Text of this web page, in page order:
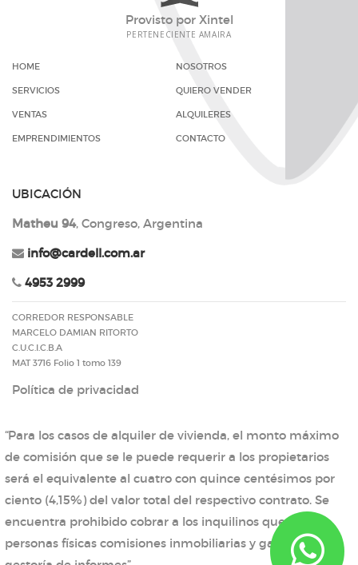
Provisto por Xintel
PERTENECIENTE AMAIRA
HOME NOSOTROS
SERVICIOS QUIERO VENDER
VENTAS ALQUILERES
EMPRENDIMIENTOS CONTACTO
UBICACIÓN
Matheu 94, Congreso, Argentina
info@cardell.com.ar
4953 2999
CORREDOR RESPONSABLE
MARCELO DAMIAN RITORTO
C.U.C.I.C.B.A
MAT 3716 Folio 1 tomo 139
Política de privacidad
“Para los casos de alquiler de vivienda, el monto máximo
de comisión que se le puede requerir a los propietarios
será el equivalente al cuatro con quince centésimos por
ciento (4,15%) del valor total del respectivo contrato. Se
encuentra prohibido cobrar a los inquilinos que sean
personas físicas comisiones inmobiliarias y gastos de